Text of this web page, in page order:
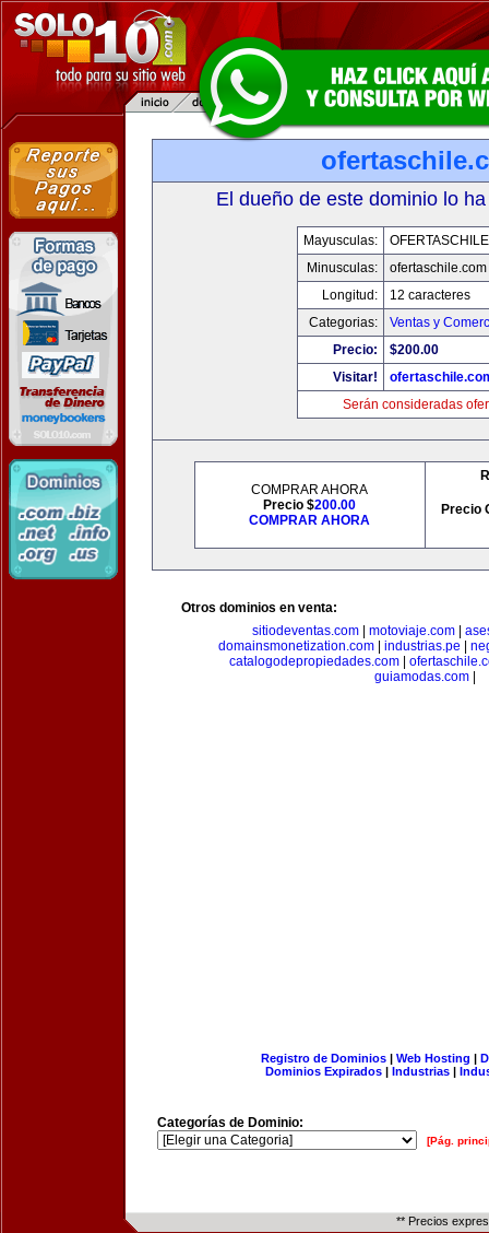
El dueño de este dominio lo
Mayusculas:
Minusculas:
ofertaschile.com
Longitud:
12 caracteres
Categorias:
Ventas y
Precio:
$200.00
Visitar!
Serán consideradas
COMPRAR AHORA
Precio $200.00
COMPRAR AHORA
Precio
Otros dominios en venta:
sitiodeventas.com
motoviaje.com
domainsmonetization.com| industrias.pe
catalogodepropiedades.com|
guiamodas.com|
Registro de Dominios| Web Hosting |
Dominios Expirados | Industrias |
Categorías de Dominio:
[Pág.
** Precios